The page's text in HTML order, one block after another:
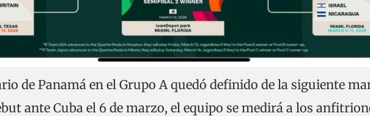
de Panamá en el Grupo A quedó definido de la siguiente
ante Cuba el 6 de marzo, el equipo se medirá a los